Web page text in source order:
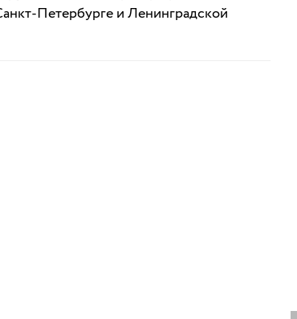
Петербурге и Ленинградской